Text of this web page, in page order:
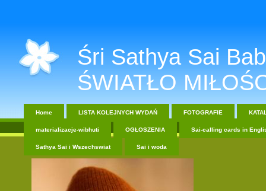
Śri Sathya Sai
ŚWIATŁO
Home LISTA KOLEJNYCH WYDAŃ FOTOGRAFIE
materializacje-wibhuti OGŁOSZENIA Sai-calling cards in
Sathya Sai i Wszechswiat Sai i woda